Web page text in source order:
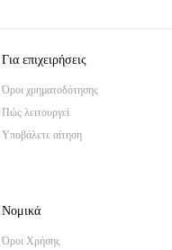
Για επιχειρήσεις
Όροι χρηματοδότησης
Πώς λειτουργεί
Υποβάλετε αίτηση
Νομικά
Όροι Χρήσης